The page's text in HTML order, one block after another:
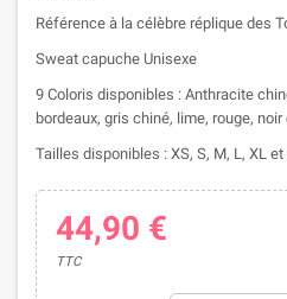
Référence à la célèbre réplique des
Sweat capuche Unisexe
9 Coloris disponibles : Anthracite
bordeaux, gris chiné, lime, rouge, noir
Tailles disponibles : XS, S, M, L, XL et
44,90 €
TTC